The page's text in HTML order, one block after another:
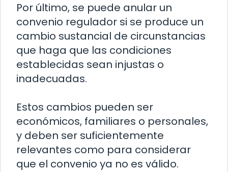
Por último, se puede anular un
convenio regulador si se produce un
cambio sustancial de circunstancias
que haga que las condiciones
establecidas sean injustas o
inadecuadas.
Estos cambios pueden ser
económicos, familiares o personales,
y deben ser suficientemente
relevantes como para considerar
que el convenio ya no es válido.